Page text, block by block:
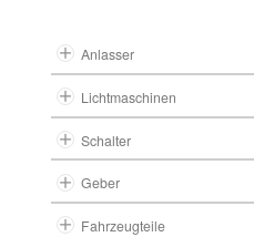
Anlasser
Lichtmaschinen
Schalter
Geber
Fahrzeugteile